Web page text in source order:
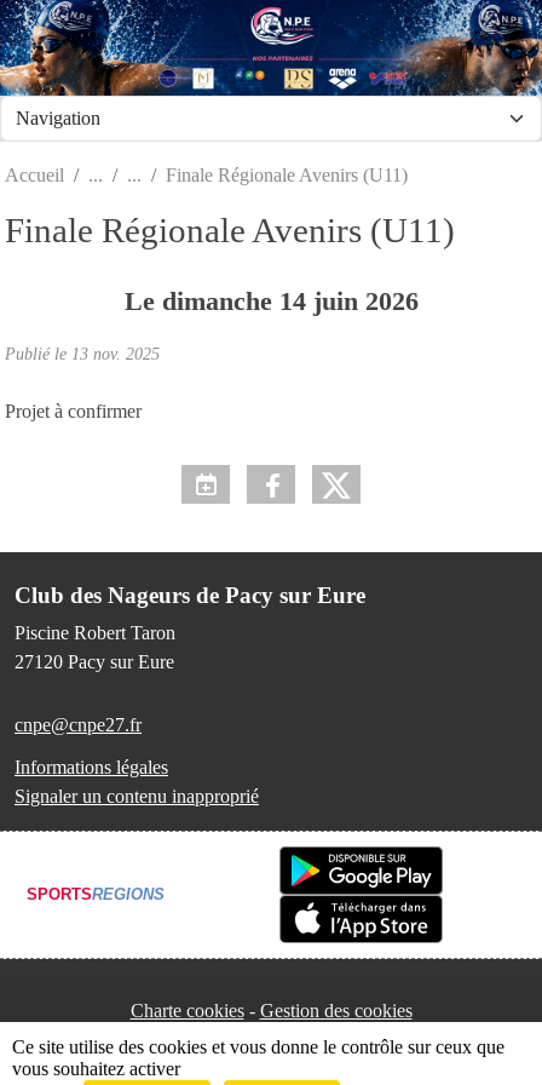
Accueil Finale Régionale Avenirs (U11)
Finale Régionale Avenirs (U11)
Le dimanche 14 juin 2026
Publié le 13 nov. 2025
Projet à confirmer
Club des Nageurs de Pacy sur Eure
Piscine Robert Taron
27120 Pacy sur Eure
cnpe@cnpe27.fr
Informations légales
Signaler un contenu inapproprié
SPORTSREGIONS
Charte cookies Gestion des cookies
Panneau de gestion des cookies
Ce site utilise des cookies et vous donne le contrôle sur ceux que
vous souhaitez activer